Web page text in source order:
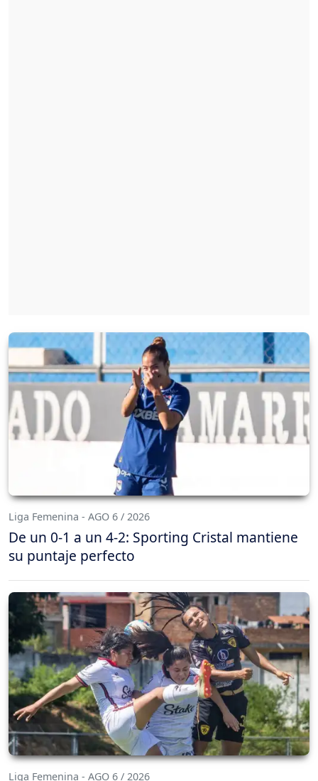
Liga Femenina - AGO 6 / 2026
De un 0-1 a un 4-2: Sporting Cristal mantiene
su puntaje perfecto
Liga Femenina - AGO 6 / 2026